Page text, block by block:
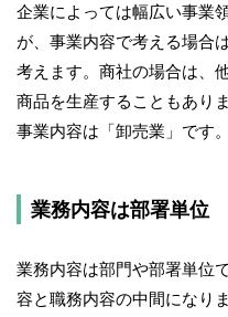
企業によっては幅広い事業
が、事業内容で考える場合
考えます。商社の場合は、
商品を生産することもあり
事業内容は「卸売業」です。
業務内容は部署単位
業務内容は部門や部署単位
容と職務内容の中間になり